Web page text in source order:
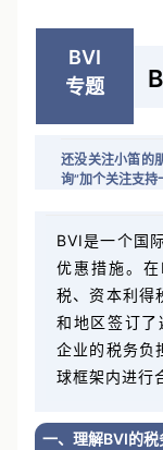
BVI
专题
还没关注小笛的
询”加个关注支持
BVI是一个国
优惠措施。
税、资本利得
和地区签订
企业的税务负
球框架内进行
一、理解BVI的税